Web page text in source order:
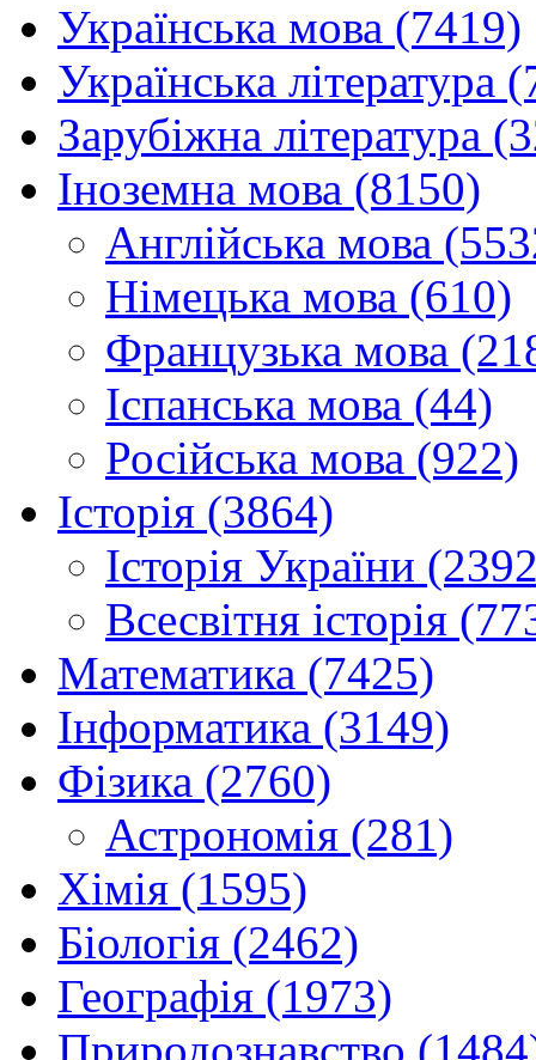
Українська мова (7419)
Українська література
Зарубіжна література
Іноземна мова (8150)
Англійська мова
Німецька мова (610)
Французька мова
Іспанська мова (44)
Російська мова (922)
Історія (3864)
Історія України
Всесвітня історія
Математика (7425)
Інформатика (3149)
Фізика (2760)
Астрономія (281)
Хімія (1595)
Біологія (2462)
Географія (1973)